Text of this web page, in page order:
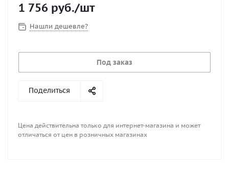
транспортируемого груза. Толщина фанеры 18мм
1 756 руб./шт
Нашли дешевле?
Под заказ
Поделиться
Цена действительна только для интернет-магазина и может
отличаться от цен в розничных магазинах